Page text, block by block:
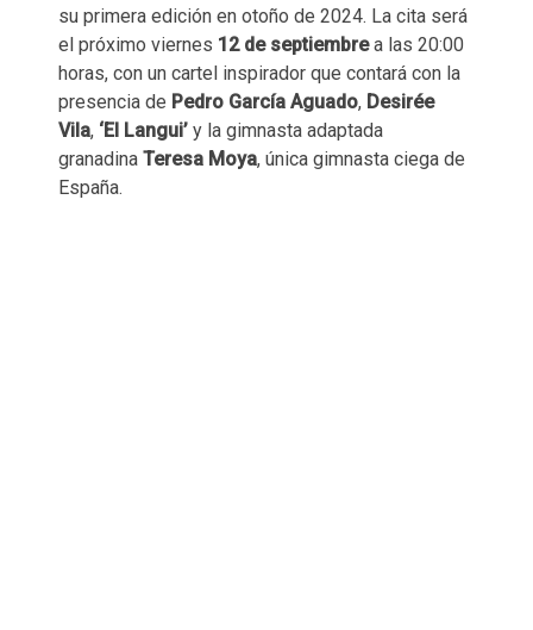
su primera edición en otoño de 2024. La cita será
el próximo viernes 12 de septiembrea las 20:00
horas, con un cartel inspirador que contará con la
presencia de Pedro García Aguado, Desirée
Vila, ‘El Langui’ y la gimnasta adaptada
granadina Teresa Moya, única gimnasta ciega de
España.